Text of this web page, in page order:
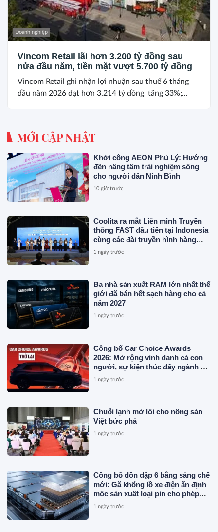
Doanh nghiệp
Vincom Retail lãi hơn 3.200 tỷ đồng sau
nửa đầu năm, tiền mặt vượt 5.700 tỷ đồng
Vincom Retail ghi nhận lợi nhuận sau thuế 6 tháng
đầu năm 2026 đạt hơn 3.214 tỷ đồng, tăng 33%;...
MỚI CẬP NHẬT
Khởi công AEON Phủ Lý: Hướng
đến nâng tầm trải nghiệm sống
cho người dân Ninh Bình
10 giờ trước
Coolita ra mắt Liên minh Truyền
thông FAST đầu tiên tại Indonesia
cùng các đài truyền hình hàng
đầu
1 ngày trước
Ba nhà sản xuất RAM lớn nhất thế
giới đã bán hết sạch hàng cho cả
năm 2027
1 ngày trước
Công bố Car Choice Awards
2026: Mở rộng vinh danh cả con
người, sự kiện thúc đẩy ngành xe
Việt Nam
1 ngày trước
Chuỗi lạnh mở lối cho nông sản
Việt bức phá
1 ngày trước
Công bố dồn dập 6 bằng sáng chế
mới: Gã khổng lồ xe điện ấn định
mốc sản xuất loại pin cho phép
sạc 1 lần đi từ Hà Nội đến TP.HCM
1 ngày trước